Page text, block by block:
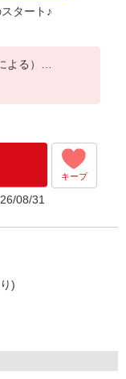
タート♪
る）
キープ
08/31
)